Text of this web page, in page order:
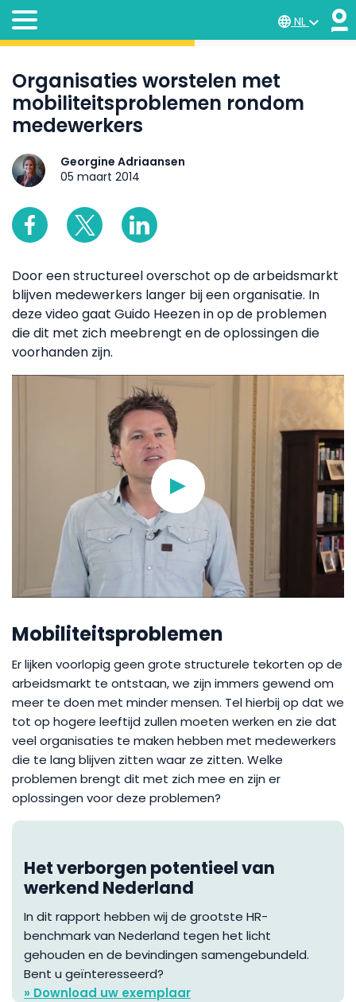
NL
Organisaties worstelen met
mobiliteitsproblemen rondom
medewerkers
Georgine Adriaansen
05 maart 2014
Door een structureel overschot op de arbeidsmarkt
blijven medewerkers langer bij een organisatie. In
deze video gaat Guido Heezen in op de problemen
die dit met zich meebrengt en de oplossingen die
voorhanden zijn.
Mobiliteitsproblemen
Er lijken voorlopig geen grote structurele tekorten op de
arbeidsmarkt te ontstaan, we zijn immers gewend om
meer te doen met minder mensen. Tel hierbij op dat we
tot op hogere leeftijd zullen moeten werken en zie dat
veel organisaties te maken hebben met medewerkers
die te lang blijven zitten waar ze zitten. Welke
problemen brengt dit met zich mee en zijn er
oplossingen voor deze problemen?
Het verborgen potentieel van
werkend Nederland
In dit rapport hebben wij de grootste HR-
benchmark van Nederland tegen het licht
gehouden en de bevindingen samengebundeld.
Bent u geïnteresseerd?
» Download uw exemplaar